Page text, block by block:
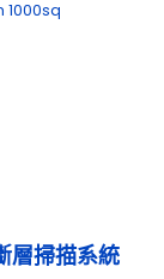
層掃描系統